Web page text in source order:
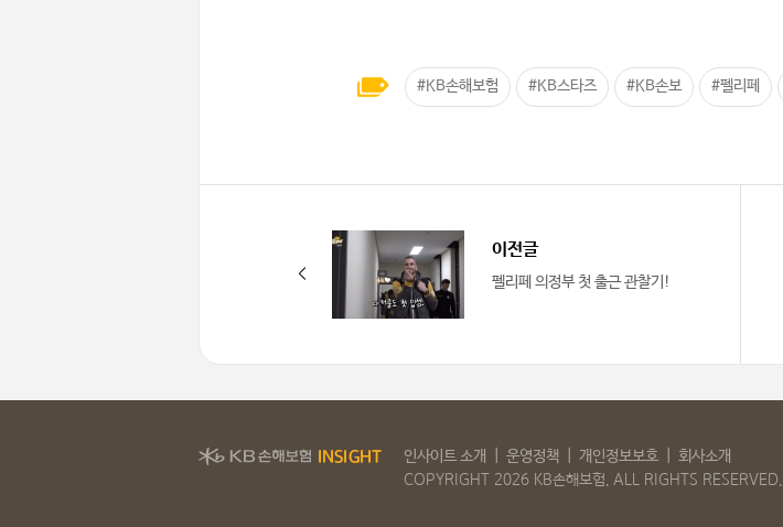
#KB손해보험 #KB스타즈 #KB손보 #펠리페
이전글
펠리페 의정부 첫 출근 관찰기!
인사이트 소개 운영정책 개인정보보호 회사소개
COPYRIGHT 2026 KB손해보험. ALL RIGHTS RESERVED.